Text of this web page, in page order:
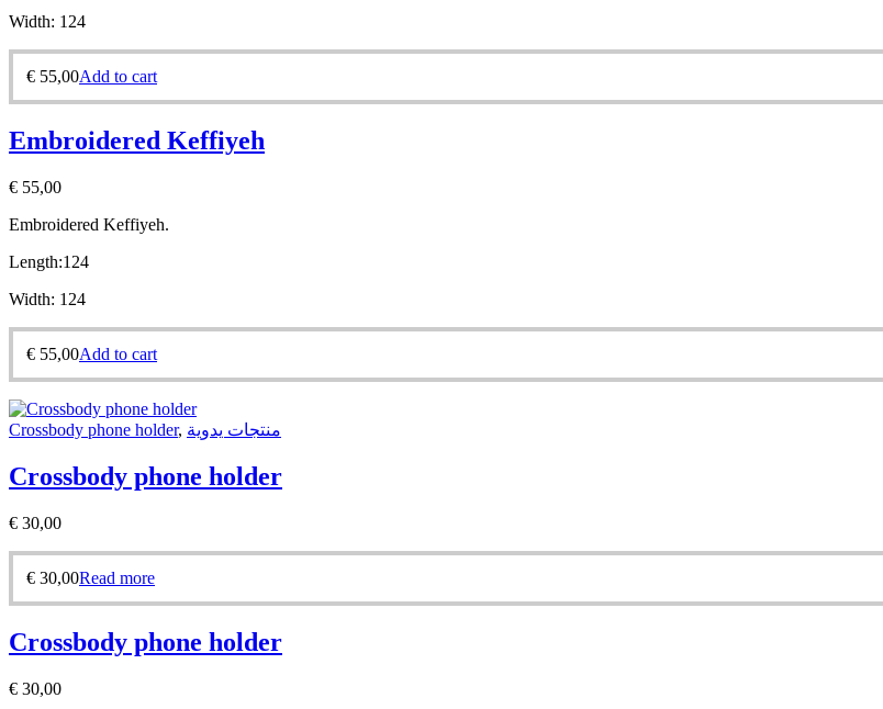
Width: 124
€ 55,00Add to cart
Embroidered Keffiyeh
€ 55,00
Embroidered Keffiyeh.
Length:124
Width: 124
€ 55,00Add to cart
Crossbody phone holder, منتجات يدوية
Crossbody phone holder
€ 30,00
€ 30,00Read more
Crossbody phone holder
€ 30,00